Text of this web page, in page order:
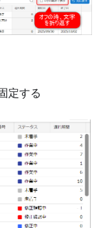
定する